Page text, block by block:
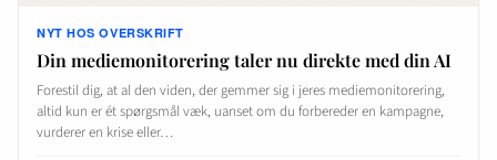
NYT HOS OVERSKRIFT
Din mediemonitorering taler nu direkte med din AI
Forestil dig, at al den viden, der gemmer sig i jeres mediemonitorering,
altid kun er ét spørgsmål væk, uanset om du forbereder en kampagne,
vurderer en krise eller…